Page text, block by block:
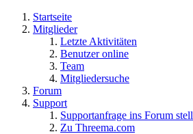
Startseite
Mitglieder
Letzte Aktivitäten
Benutzer online
Team
Mitgliedersuche
Forum
Support
Supportanfrage ins Forum
Zu Threema.com